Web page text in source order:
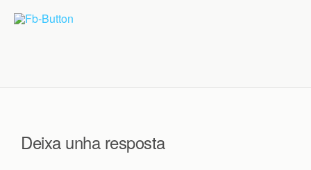
Deixa unha resposta